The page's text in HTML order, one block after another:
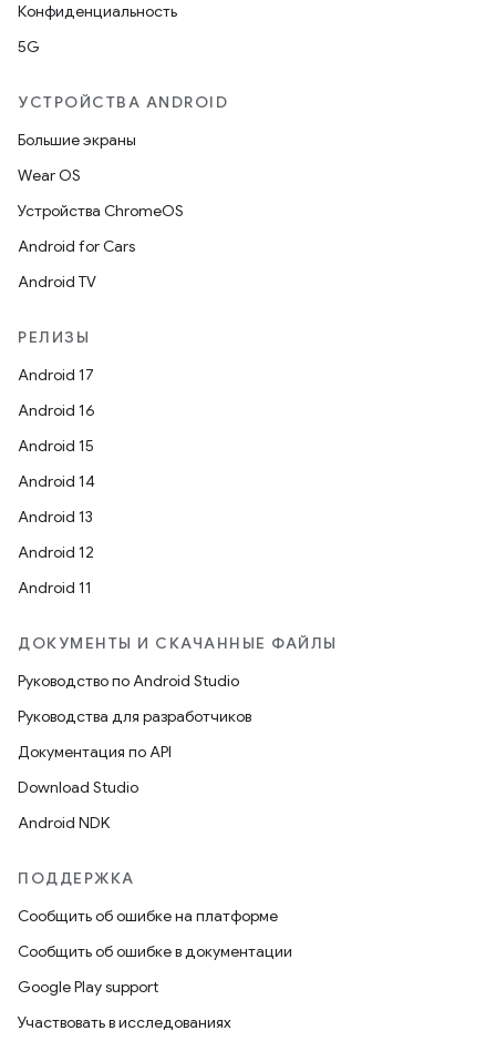
Конфиденциальность
5G
УСТРОЙСТВА ANDROID
Большие экраны
Wear OS
Устройства ChromeOS
Android for Cars
Android TV
РЕЛИЗЫ
Android 17
Android 16
Android 15
Android 14
Android 13
Android 12
Android 11
ДОКУМЕНТЫ И СКАЧАННЫЕ ФАЙЛЫ
Руководство по Android Studio
Руководства для разработчиков
Документация по API
Download Studio
Android NDK
ПОДДЕРЖКА
Сообщить об ошибке на платформе
Сообщить об ошибке в документации
Google Play support
Участвовать в исследованиях